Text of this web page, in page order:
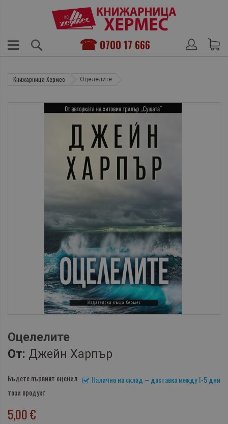
0700 17 666
Книжарница Хермес Оцелелите
Оцелелите
От: Джейн Харпър
Налично на склад – доставка между 1-5 дни
Бъдете първият оценил
този продукт
5,00 €